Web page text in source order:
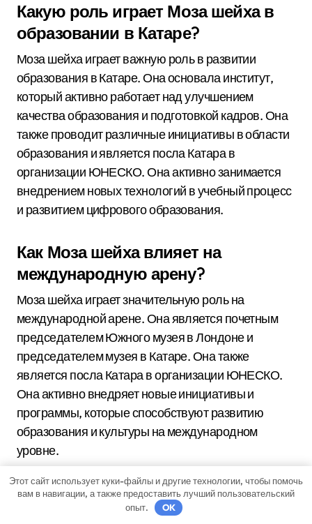
Какую роль играет Моза шейха в
образовании в Катаре?
Моза шейха играет важную роль в развитии
образования в Катаре. Она основала институт,
который активно работает над улучшением
качества образования и подготовкой кадров. Она
также проводит различные инициативы в области
образования и является посла Катара в
организации ЮНЕСКО. Она активно занимается
внедрением новых технологий в учебный процесс
и развитием цифрового образования.
Как Моза шейха влияет на
международную арену?
Моза шейха играет значительную роль на
международной арене. Она является почетным
председателем Южного музея в Лондоне и
председателем музея в Катаре. Она также
является посла Катара в организации ЮНЕСКО.
Она активно внедряет новые инициативы и
программы, которые способствуют развитию
образования и культуры на международном
уровне.
Этот сайт использует куки-файлы и другие технологии, чтобы помочь
вам в навигации, а также предоставить лучший пользовательский
опыт.
OK